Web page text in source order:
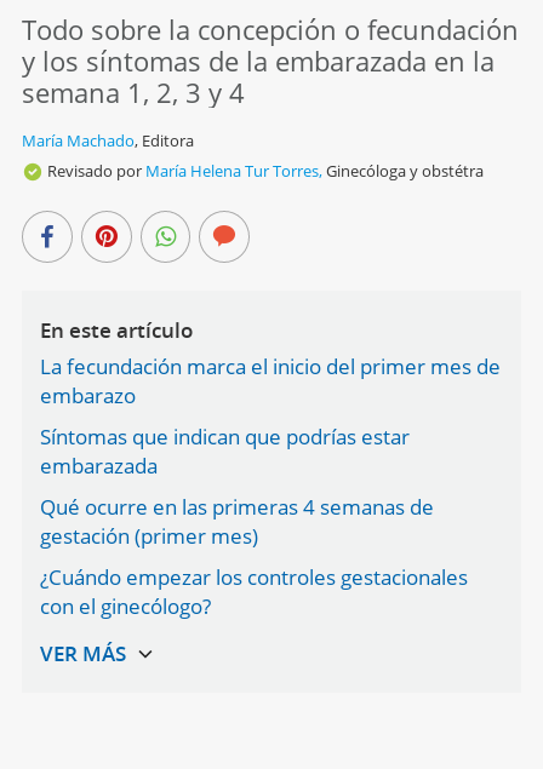
Todo sobre la concepción o fecundación
y los síntomas de la embarazada en la
semana 1, 2, 3 y 4
María Machado, Editora
Revisado por María Helena Tur Torres,Ginecóloga y obstétra
En este artículo
La fecundación marca el inicio del primer mes de
embarazo
Síntomas que indican que podrías estar
embarazada
Qué ocurre en las primeras 4 semanas de
gestación (primer mes)
¿Cuándo empezar los controles gestacionales
con el ginecólogo?